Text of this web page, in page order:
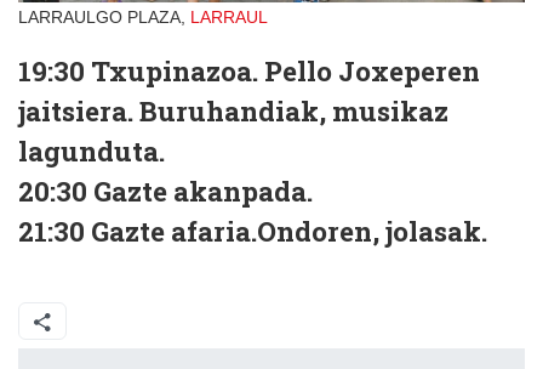
LARRAULGO PLAZA, LARRAUL
19:30 Txupinazoa. Pello Joxeperen
jaitsiera. Buruhandiak, musikaz
lagunduta.
20:30 Gazte akanpada.
21:30 Gazte afaria.Ondoren, jolasak.